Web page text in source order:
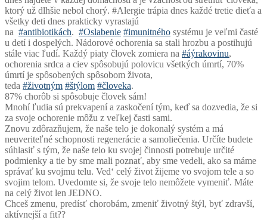
ktorý už dlhšie nebol chorý. #Alergie trápia dnes každé tretie dieťa a
všetky deti dnes prakticky vyrastajú
na ‪#‎antibiotikách‬. ‪#‎Oslabenie‬ ‪#‎imunitného‬ systému je veľmi časté
u detí i dospelých. Nádorové ochorenia sa stali hrozbu a postihujú
stále viac ľudí. Každý piaty človek zomiera na ‪#‎áýrakovinu‬,
ochorenia srdca a ciev spôsobujú polovicu všetkých úmrtí, 70%
úmrtí je spôsobených spôsobom života,
teda ‪#‎životným‬ ‪#‎štýlom‬ ‪#‎človeka‬.
87% chorôb si spôsobuje človek sám!
Mnohí ľudia sú prekvapení a zaskočení tým, keď sa dozvedia, že si
za svoje ochorenie môžu z veľkej časti sami.
Znovu zdôrazňujem, že naše telo je dokonalý systém a má
neuveriteľné schopnosti regenerácie a samoliečenia. Určíte budete
súhlasiť s tým, že naše telo ku svojej činnosti potrebuje určité
podmienky a tie by sme mali poznať, aby sme vedeli, ako sa máme
správať ku svojmu telu. Ved‘ celý život žijeme vo svojom tele a so
svojim telom. Uvedomte si, že svoje telo nemôžete vymeniť. Máte
na celý život len JEDNO.
Chceš zmenu, predísť chorobám, zmeniť životný štýl, byť zdravší,
aktívnejší a fit??